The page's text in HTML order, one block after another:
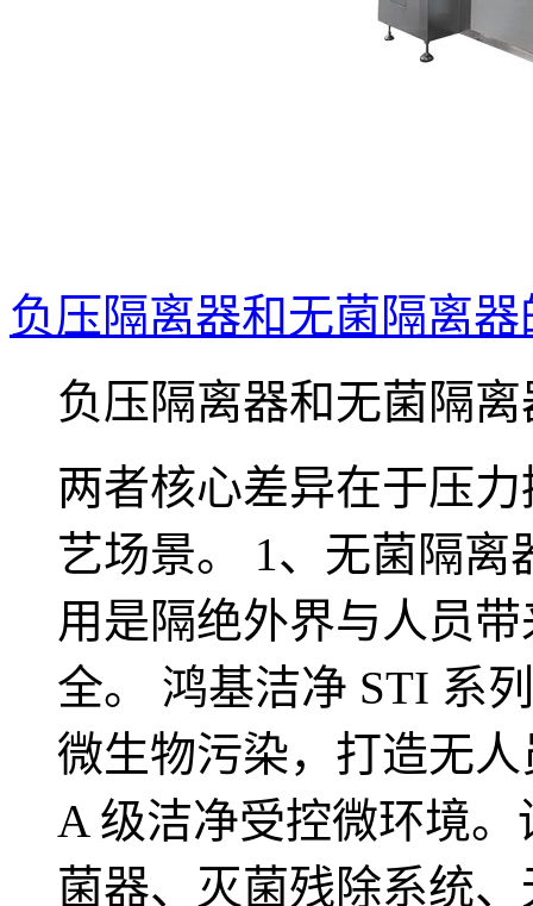
负压隔离器和无菌隔离
负压隔离器和无菌隔
两者核心差异在于压
艺场景。 1、无菌隔
用是隔绝外界与人员
全。 鸿基洁净 STI 系
微生物污染，打造无
A 级洁净受控微环境
菌器、灭菌残除系统